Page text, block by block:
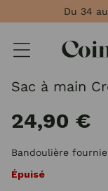
Du 34
Sac à main
24,90 €
Bandoulière
Épuisé
Panneau de gestion